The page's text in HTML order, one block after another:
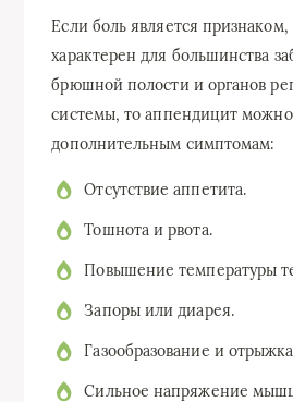
Если боль является
характерен для большинства
брюшной полости и органов
системы, то аппендицит можно
дополнительным симптомам:
Отсутствие аппетита.
Тошнота и рвота.
Повышение температуры
Запоры или диарея.
Газообразование и
Сильное напряжение